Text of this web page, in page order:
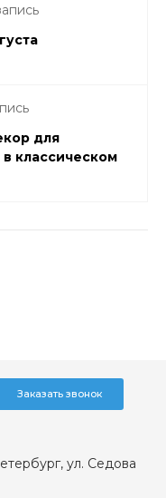
для
классическом
Заказать звонок
ул. Седова